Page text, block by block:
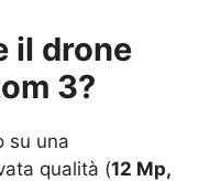
il drone
3?
su una
qualità (12 Mp,